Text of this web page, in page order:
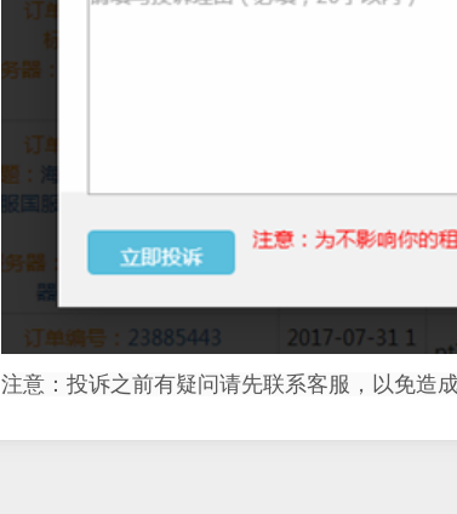
注意：投诉之前有疑问请先联系客服，以免造